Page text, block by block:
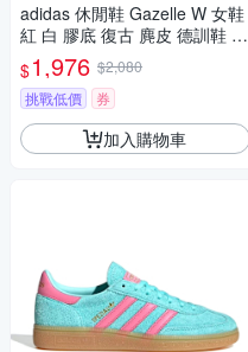
adidas 休閒鞋 Gazelle W 女鞋
紅 白 膠底 復古 麂皮 德訓鞋 愛
迪達 HQ8718
$1,976 $2,080
挑戰低價
券
加入購物車